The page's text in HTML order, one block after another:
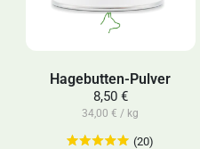
Hagebutten-Pulver
8,50 €
34,00 € / kg
(20)